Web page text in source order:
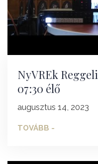
NyVREk
07:30 élő
augusztus 14, 2023
TOVÁBB -